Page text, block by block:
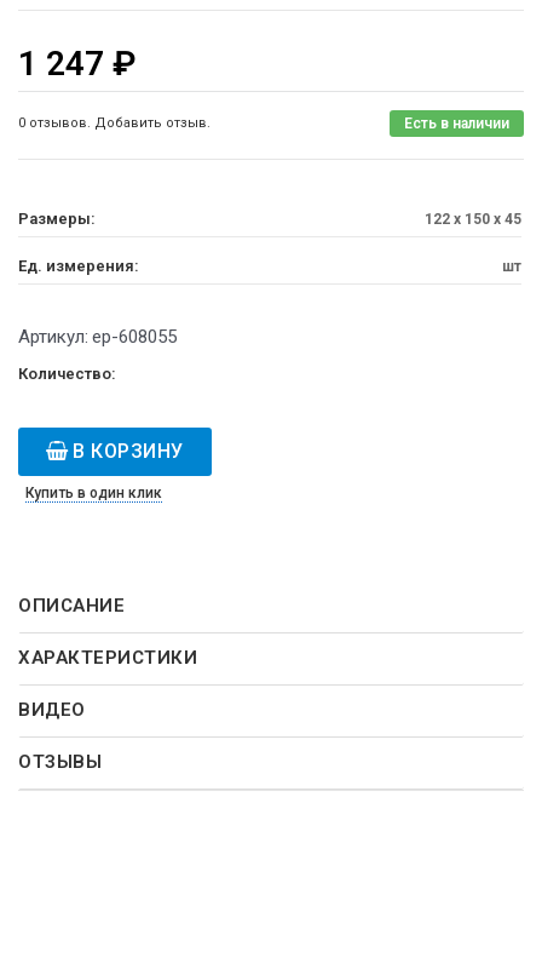
1 247 ₽
0 отзывов. Добавить отзыв. Есть в наличии
Размеры: 122 x 150 x 45
Ед. измерения: шт
Артикул: ep-608055
Количество:
В КОРЗИНУ
Купить в один клик
ОПИСАНИЕ
ХАРАКТЕРИСТИКИ
ВИДЕО
ОТЗЫВЫ